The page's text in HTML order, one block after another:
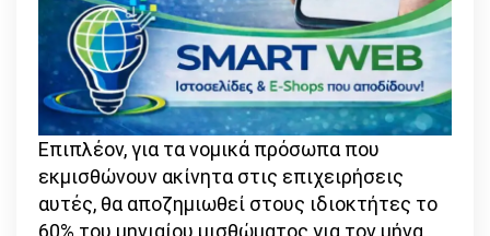
Επιπλέον, για τα νομικά πρόσωπα που
εκμισθώνουν ακίνητα στις επιχειρήσεις
αυτές, θα αποζημιωθεί στους ιδιοκτήτες το